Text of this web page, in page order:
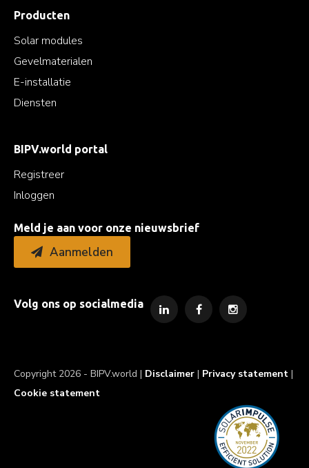
Producten
Solar modules
Gevelmaterialen
E-installatie
Diensten
BIPV.world portal
Registreer
Inloggen
Meld je aan voor onze nieuwsbrief
Aanmelden
Volg ons op socialmedia
Copyright 2026 - BIPV.world | Disclaimer | Privacy statement |
Cookie statement